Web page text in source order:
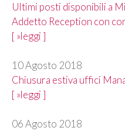
Ultimi posti disponibili a
Addetto Reception con
[ »leggi ]
10 Agosto 2018
Chiusura estiva uffici
[ »leggi ]
06 Agosto 2018